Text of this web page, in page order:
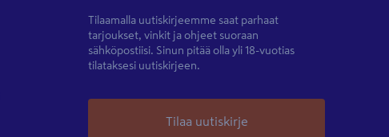
Tilaamalla uutiskirjeemme saat parhaat
tarjoukset, vinkit ja ohjeet suoraan
sähköpostiisi. Sinun pitää olla yli 18-vuotias
tilataksesi uutiskirjeen.
Tilaa uutiskirje